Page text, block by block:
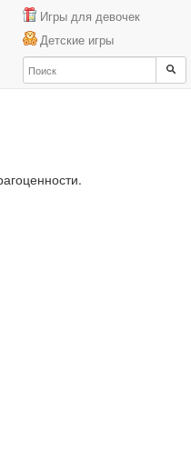
Игры для девочек
Детские игры